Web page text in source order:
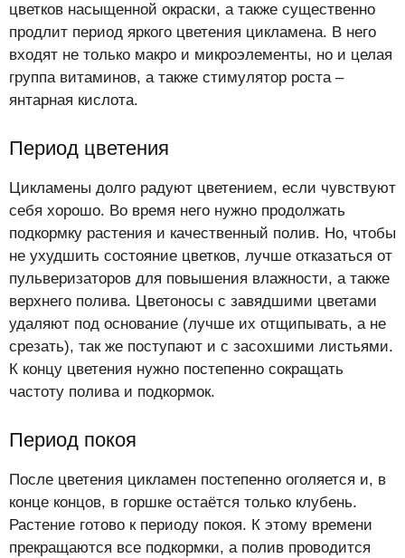
цветков насыщенной окраски, а также существенно
продлит период яркого цветения цикламена. В него
входят не только макро и микроэлементы, но и целая
группа витаминов, а также стимулятор роста –
янтарная кислота.
Период цветения
Цикламены долго радуют цветением, если чувствуют
себя хорошо. Во время него нужно продолжать
подкормку растения и качественный полив. Но, чтобы
не ухудшить состояние цветков, лучше отказаться от
пульверизаторов для повышения влажности, а также
верхнего полива. Цветоносы с завядшими цветами
удаляют под основание (лучше их отщипывать, а не
срезать), так же поступают и с засохшими листьями.
К концу цветения нужно постепенно сокращать
частоту полива и подкормок.
Период покоя
После цветения цикламен постепенно оголяется и, в
конце концов, в горшке остаётся только клубень.
Растение готово к периоду покоя. К этому времени
прекращаются все подкормки, а полив проводится